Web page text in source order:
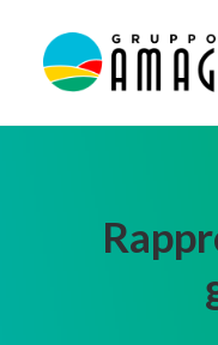
IL GRUPPO